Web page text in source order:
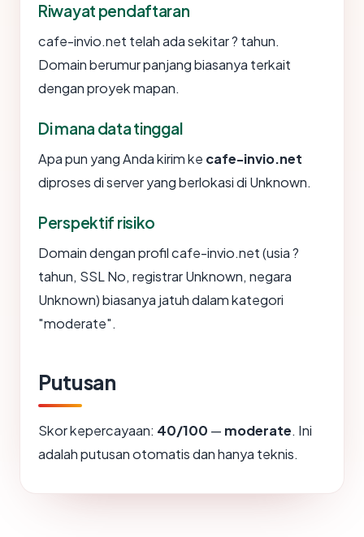
Riwayat pendaftaran
cafe-invio.net telah ada sekitar ? tahun.
Domain berumur panjang biasanya terkait
dengan proyek mapan.
Di mana data tinggal
Apa pun yang Anda kirim ke cafe-invio.net
diproses di server yang berlokasi di Unknown.
Perspektif risiko
Domain dengan profil cafe-invio.net (usia ?
tahun, SSL No, registrar Unknown, negara
Unknown) biasanya jatuh dalam kategori
"moderate".
Putusan
Skor kepercayaan: 40/100 — moderate. Ini
adalah putusan otomatis dan hanya teknis.